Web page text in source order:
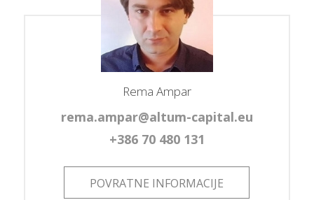
Rema Ampar
rema.ampar@altum-capital.eu
+386 70 480 131
POVRATNE INFORMACIJE